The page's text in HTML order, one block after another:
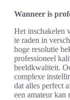
Wanneer is
Het inschakelen
te raden in
hoge resolutie
professioneel
beeldkwaliteit.
complexe
dat alles perfect
een amateur kan